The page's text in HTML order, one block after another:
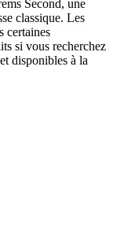
Second, une
classique. Les
certaines
si vous recherchez
disponibles à la